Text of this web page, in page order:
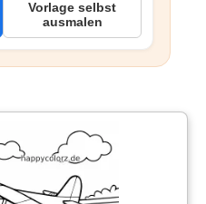
Vorlage selbst
ausmalen